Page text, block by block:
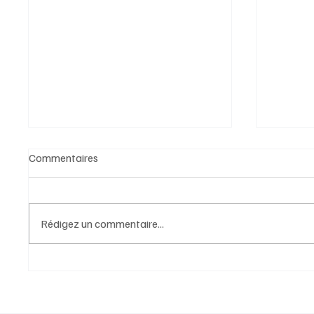
Commentaires
Rédigez un commentaire...